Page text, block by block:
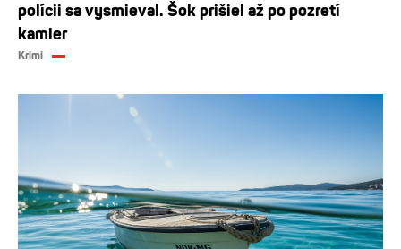
polícii sa vysmieval. Šok prišiel až po pozretí
kamier
Krimi